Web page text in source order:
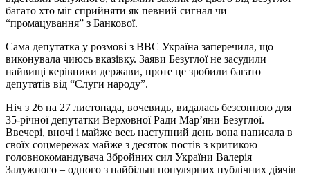
багато хто міг сприйняти як певний сигнал чи
“промацування” з Банкової.
Сама депутатка у розмові з ВВС Україна заперечила, що
виконувала чиюсь вказівку. Заяви Безуглої не засудили
найвищі керівники держави, проте це зробили багато
депутатів від “Слуги народу”.
Ніч з 26 на 27 листопада, вочевидь, видалась безсонною для
35-річної депутатки Верховної Ради Мар’яни Безуглої.
Ввечері, вночі і майже весь наступний день вона написала в
своїх соцмережах майже з десяток постів з критикою
головнокомандувача Збройних сил України Валерія
Залужного – одного з найбільш популярних публічних діячів